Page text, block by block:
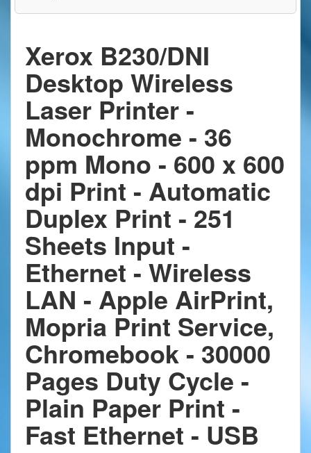
Xerox B230/DNI
Desktop Wireless
Laser Printer -
Monochrome - 36
ppm Mono - 600 x 600
dpi Print - Automatic
Duplex Print - 251
Sheets Input -
Ethernet - Wireless
LAN - Apple AirPrint,
Mopria Print Service,
Chromebook - 30000
Pages Duty Cycle -
Plain Paper Print -
Fast Ethernet - USB